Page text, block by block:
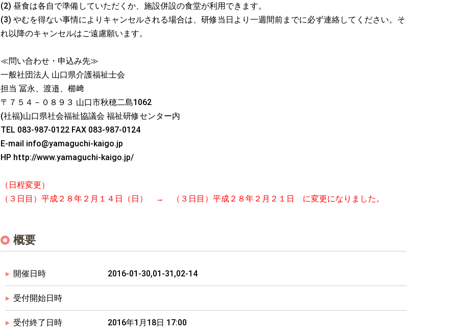
(2) 昼食は各自で準備していただくか、施設併設の食堂が利用できます。
(3) やむを得ない事情によりキャンセルされる場合は、研修当日より一週間前までに必ず連絡してください。そ
れ以降のキャンセルはご遠慮願います。
≪問い合わせ・申込み先≫
一般社団法人 山口県介護福祉士会
担当 冨永、渡邉、櫛﨑
〒７５４－０８９３ 山口市秋穂二島1062
(社福)山口県社会福祉協議会 福祉研修センター内
TEL 083-987-0122 FAX 083-987-0124
E-mail info@yamaguchi-kaigo.jp
HP http://www.yamaguchi-kaigo.jp/
（日程変更）
（３日目）平成２８年２月１４日（日） → （３日目）平成２８年２月２１日 に変更になりました。
概要
開催日時 2016-01-30,01-31,02-14
受付開始日時
受付終了日時 2016年1月18日 17:00